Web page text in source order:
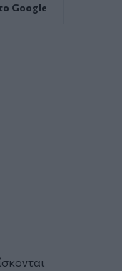
Google